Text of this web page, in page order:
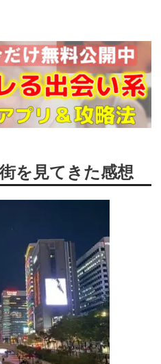
を見てきた感想